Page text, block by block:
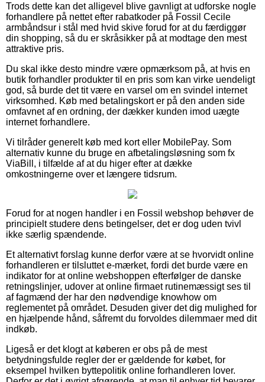
Trods dette kan det alligevel blive gavnligt at udforske nogle
forhandlere på nettet efter rabatkoder på Fossil Cecile
armbåndsur i stål med hvid skive forud for at du færdiggør
din shopping, så du er skråsikker på at modtage den mest
attraktive pris.
Du skal ikke desto mindre være opmærksom på, at hvis en
butik forhandler produkter til en pris som kan virke uendeligt
god, så burde det tit være en varsel om en svindel internet
virksomhed. Køb med betalingskort er på den anden side
omfavnet af en ordning, der dækker kunden imod uægte
internet forhandlere.
Vi tilråder generelt køb med kort eller MobilePay. Som
alternativ kunne du bruge en afbetalingsløsning som fx
ViaBill, i tilfælde af at du higer efter at dække
omkostningerne over et længere tidsrum.
Forud for at nogen handler i en Fossil webshop behøver de
principielt studere dens betingelser, det er dog uden tvivl
ikke særlig spændende.
Et alternativt forslag kunne derfor være at se hvorvidt online
forhandleren er tilsluttet e-mærket, fordi det burde være en
indikator for at online webshoppen efterfølger de danske
retningslinjer, udover at online firmaet rutinemæssigt ses til
af fagmænd der har den nødvendige knowhow om
reglementet på området. Desuden giver det dig mulighed for
en hjælpende hånd, såfremt du forvoldes dilemmaer med dit
indkøb.
Ligeså er det klogt at køberen er obs på de mest
betydningsfulde regler der er gældende for købet, for
eksempel hvilken byttepolitik online forhandleren lover.